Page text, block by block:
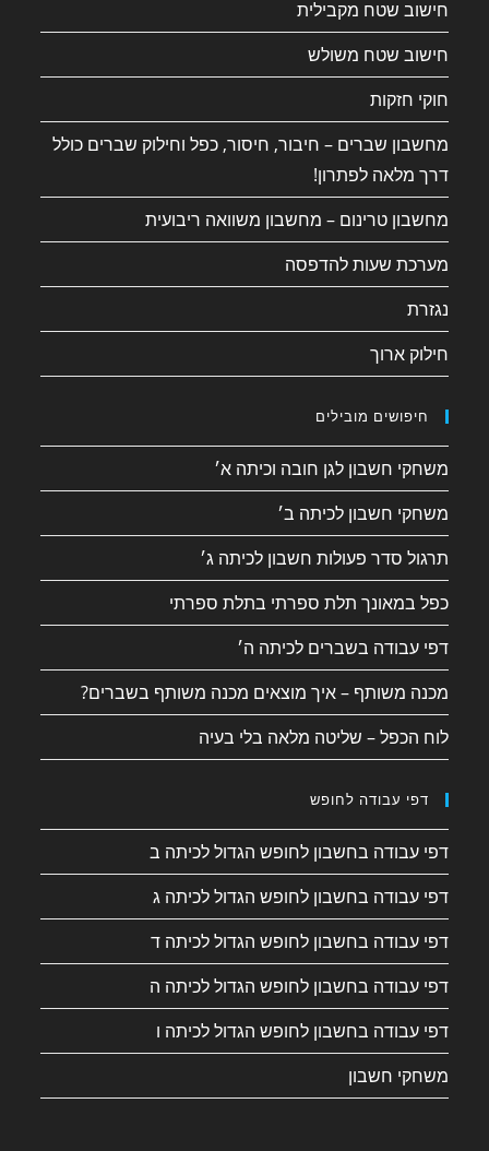
חישוב שטח מקבילית
חישוב שטח משולש
חוקי חזקות
מחשבון שברים – חיבור, חיסור, כפל וחילוק שברים כולל
דרך מלאה לפתרון!
מחשבון טרינום – מחשבון משוואה ריבועית
מערכת שעות להדפסה
נגזרת
חילוק ארוך
חיפושים מובילים
משחקי חשבון לגן חובה וכיתה א׳
משחקי חשבון לכיתה ב׳
תרגול סדר פעולות חשבון לכיתה ג׳
כפל במאונך תלת ספרתי בתלת ספרתי
דפי עבודה בשברים לכיתה ה׳
מכנה משותף – איך מוצאים מכנה משותף בשברים?
לוח הכפל – שליטה מלאה בלי בעיה
דפי עבודה לחופש
דפי עבודה בחשבון לחופש הגדול לכיתה ב
דפי עבודה בחשבון לחופש הגדול לכיתה ג
דפי עבודה בחשבון לחופש הגדול לכיתה ד
דפי עבודה בחשבון לחופש הגדול לכיתה ה
דפי עבודה בחשבון לחופש הגדול לכיתה ו
משחקי חשבון